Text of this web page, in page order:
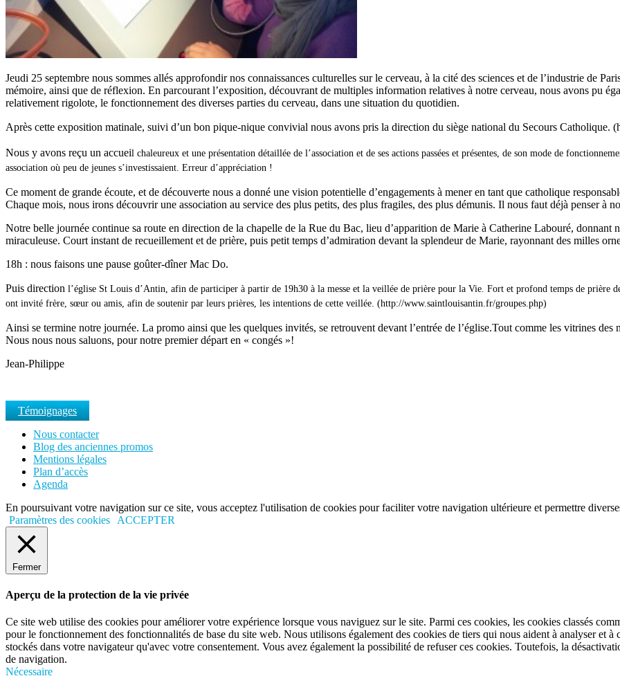
Jeudi 25 septembre nous sommes allés approfondir nos connaissances culturelles sur le cerveau, à la cité des sciences et de l’industrie de
mémoire, ainsi que de réflexion. En parcourant l’exposition, découvrant de multiples information relatives à notre cerveau, nous avons pu
relativement rigolote, le fonctionnement des diverses parties du cerveau, dans une situation du quotidien.
Après cette exposition matinale, suivi d’un bon pique-nique convivial nous avons pris la direction du siège national du Secours Catholique.
Nous y avons reçu un accueil chaleureux et une présentation détaillée de l’association et de ses actions passées et présentes, de son mode de fon
association où peu de jeunes s’investissaient. Erreur d’appréciation !
Ce moment de grande écoute, et de découverte nous a donné une vision potentielle d’engagements à mener en tant que catholique
Chaque mois, nous irons découvrir une association au service des plus petits, des plus fragiles, des plus démunis. Il nous faut déjà penser à
Notre belle journée continue sa route en direction de la chapelle de la Rue du Bac, lieu d’apparition de Marie à Catherine Labouré, donnant
miraculeuse. Court instant de recueillement et de prière, puis petit temps d’admiration devant la splendeur de Marie, rayonnant des milles
18h : nous faisons une pause goûter-dîner Mac Do.
Puis direction l’église St Louis d’Antin, afin de participer à partir de 19h30 à la messe et la veillée de prière pour la Vie. Fort et profond temps de prière
ont invité frère, sœur ou amis, afin de soutenir par leurs prières, les intentions de cette veillée. (http://www.saintlouisantin.fr/groupes.php)
Ainsi se termine notre journée. La promo ainsi que les quelques invités, se retrouvent devant l’entrée de l’église.Tout comme les vitrines
Nous nous nous saluons, pour notre premier départ en « congés »!
Jean-Philippe
Témoignages
Nous contacter
Blog des anciennes promos
Mentions légales
Plan d’accès
Agenda
En poursuivant votre navigation sur ce site, vous acceptez l'utilisation de cookies pour faciliter votre navigation ultérieure et permettre
Paramètres des cookies
ACCEPTER
Fermer
Aperçu de la protection de la vie privée
Ce site web utilise des cookies pour améliorer votre expérience lorsque vous naviguez sur le site. Parmi ces cookies, les cookies classés
pour le fonctionnement des fonctionnalités de base du site web. Nous utilisons également des cookies de tiers qui nous aident à analyser et
stockés dans votre navigateur qu'avec votre consentement. Vous avez également la possibilité de refuser ces cookies. Toutefois, la
de navigation.
Nécessaire